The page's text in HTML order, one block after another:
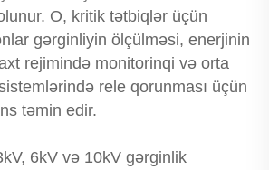
O, kritik tətbiqlər üçün
gərginliyin ölçülməsi, enerjinin
rejimində monitorinqi və orta
rele qorunması üçün
təmin edir.
6kV və 10kV gərginlik